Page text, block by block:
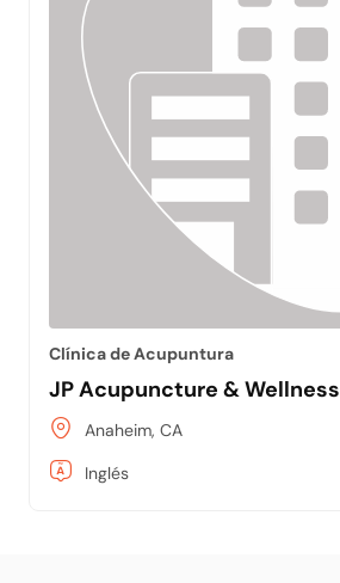
Clínica de Acupuntura
JP Acupuncture & Wellness
Anaheim, CA
Inglés